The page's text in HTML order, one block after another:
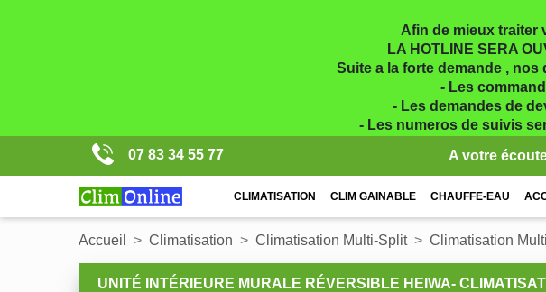
Afin de mieux traiter
LA HOTLINE SERA
Suite a la forte demande ,
- Les
- Les demandes de
- Les numeros de suivis
07 83 34 55 77
A votre
CLIMATISATION CLIM GAINABLE CHAUFFE-EAU
Accueil Climatisation Climatisation Multi-Split Climatisation
UNITÉ INTÉRIEURE MURALE RÉVERSIBLE HEIWA-